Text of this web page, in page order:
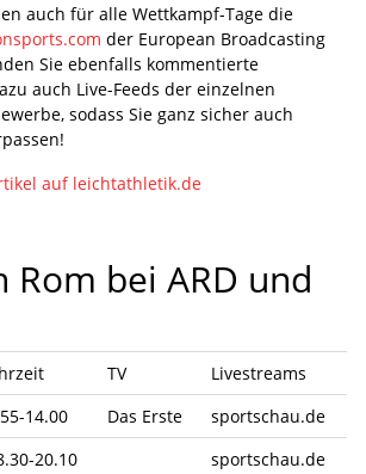
auch für alle Wettkampf-Tage die
der European Broadcasting
Sie ebenfalls kommentierte
auch Live-Feeds der einzelnen
sodass Sie ganz sicher auch
auf leichtathletik.de
Rom bei ARD und
TV
Livestreams
14.00 Das Erste
sportschau.de
20.10
sportschau.de